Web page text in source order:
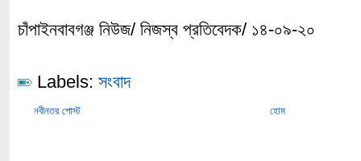
চাঁপাইনবাবগঞ্জ নিউজ/ নিজস্ব প্রতিবেদক/ ১৪-০৯-২০
Labels: সংবাদ
নবীনতর পোস্ট হোম